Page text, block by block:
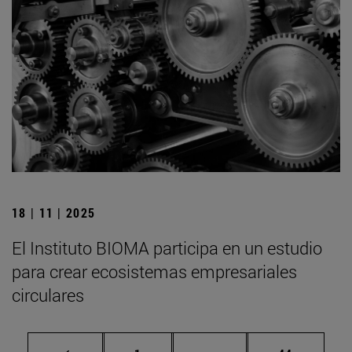
18 | 11 | 2025
El Instituto BIOMA participa en un estudio
para crear ecosistemas empresariales
circulares